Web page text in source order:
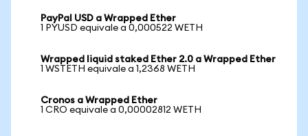
PayPal USD a Wrapped Ether
1 PYUSD equivale a 0,000522 WETH
Wrapped liquid staked Ether 2.0 a Wrapped Ether
1 WSTETH equivale a 1,2368 WETH
Cronos a Wrapped Ether
1 CRO equivale a 0,00002812 WETH